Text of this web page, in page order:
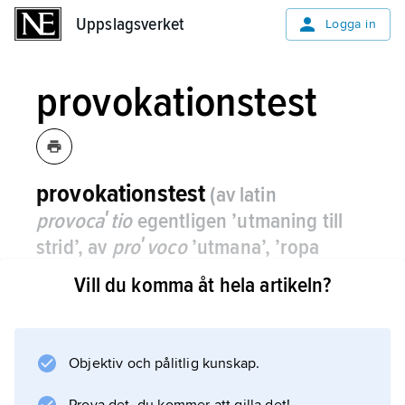
Uppslagsverket Logga in
provokationstest
provokationstest (av latin
provocaʹtioegentligen ’utmaning till
strid’, av proʹvoco’utmana’, ’ropa
fram’), metod inom medicinen att
fastställa orsaken till ett
kontrollerade former försöker framkalla
symtomet.
Vill du komma åt hela artikeln?
Objektiv och pålitlig kunskap.